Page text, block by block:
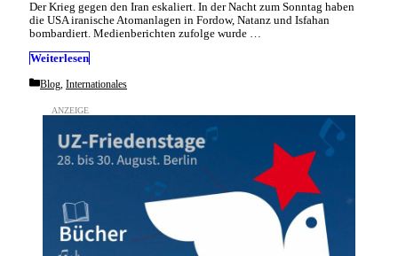
Der Krieg gegen den Iran eskaliert. In der Nacht zum Sonntag haben
die USA iranische Atomanlagen in Fordow, Natanz und Isfahan
bombardiert. Medienberichten zufolge wurde …
Weiterlesen
Categories
Blog, Internationales